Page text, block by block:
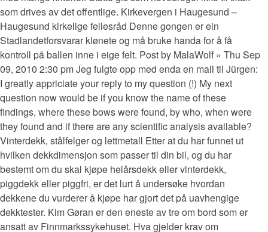
som drives av det offentlige. Kirkevergen i Haugesund –
Haugesund kirkelige fellesråd Denne gongen er ein
Stadlandetforsvarar klønete og må bruke handa for å få
kontroll på ballen inne i eige felt. Post by MalaWolf » Thu Sep
09, 2010 2:30 pm Jeg fulgte opp med enda en mail til Jürgen:
I greatly appriciate your reply to my question (!) My next
question now would be if you know the name of these
findings, where these bows were found, by who, when were
they found and if there are any scientific analysis available?
Vinterdekk, stålfelger og lettmetall Etter at du har funnet ut
hvilken dekkdimensjon som passer til din bil, og du har
bestemt om du skal kjøpe helårsdekk eller vinterdekk,
piggdekk eller piggfri, er det lurt å undersøke hvordan
dekkene du vurderer å kjøpe har gjort det på uavhengige
dekktester. Kim Gøran er den eneste av tre om bord som er
ansatt av Finnmarkssykehuset. Hva gjelder krav om